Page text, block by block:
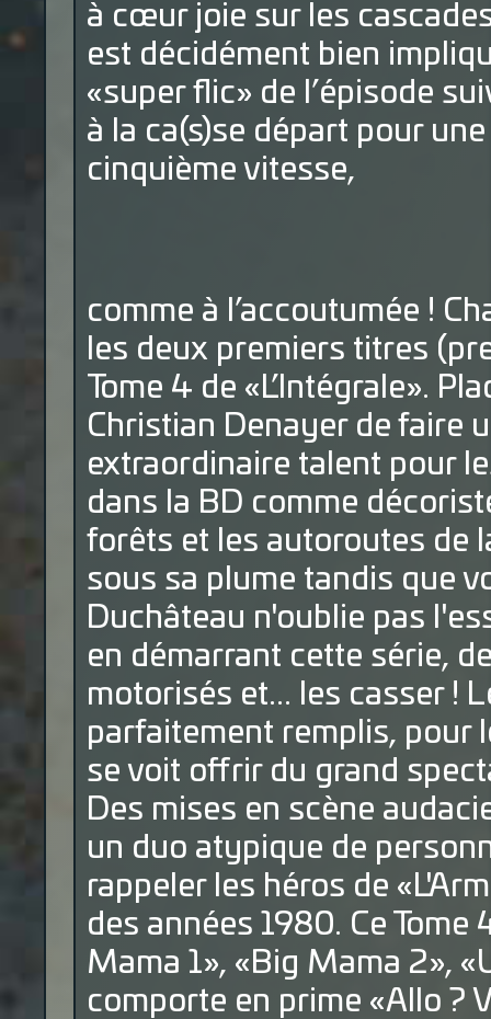
à cœur joie sur les
est décidément bien
«super flic» de l’épisode
à la ca(s)se départ pour
cinquième vitesse,
comme à l’accoutumée !
les deux premiers titres
Tome 4 de «L’Intégrale».
Christian Denayer de faire
extraordinaire talent pour
dans la BD comme
forêts et les autoroutes de
sous sa plume tandis que
Duchâteau n'oublie pas
en démarrant cette série,
motorisés et... les casser !
parfaitement remplis, pour
se voit offrir du grand
Des mises en scène
un duo atypique de
rappeler les héros de
des années 1980. Ce
Mama 1», «Big Mama 2»,
comporte en prime «Allo ?